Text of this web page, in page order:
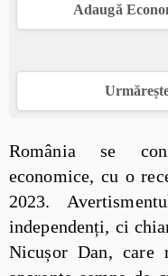
Adaugă
România se
economice, cu o
2023.
independenți, ci
Nicușor Dan, care